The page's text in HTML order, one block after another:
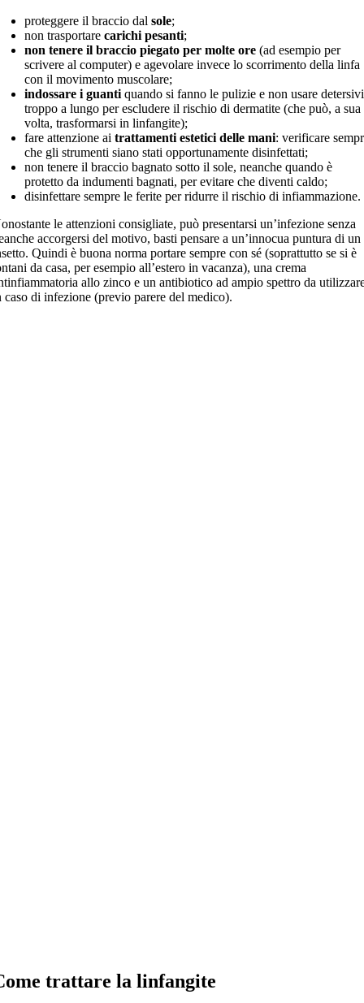
proteggere il braccio dalsole;
non trasportarecarichi pesanti;
non tenere il braccio piegato per molte ore (ad esempio per
scrivere al computer) e agevolare invece lo scorrimento della linfa
con il movimento muscolare;
indossare i guanti quando si fanno le pulizie e non usare detersivi
troppo a lungo per escludere il rischio di dermatite (che può, a sua
volta, trasformarsi in linfangite);
fare attenzione aitrattamenti estetici delle mani: verificare
che gli strumenti siano stati opportunamente disinfettati;
non tenere il braccio bagnato sotto il sole, neanche quando è
protetto da indumenti bagnati, per evitare che diventi caldo;
disinfettare sempre le ferite per ridurre il rischio di infiammazione.
le attenzioni consigliate, può presentarsi un’infezione senza
accorgersi del motivo, basti pensare a un’innocua puntura di un
Quindi è buona norma portare sempre con sé (soprattutto se si è
da casa, per esempio all’estero in vacanza), una crema
allo zinco e un antibiotico ad ampio spettro da
caso di infezione (previo parere del medico).
trattare la linfangite